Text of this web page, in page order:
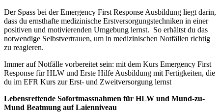
Der Spass bei der Emergency First Response Ausbildung liegt darin,
dass du ernsthafte medizinische Erstversorgungstechniken in einer
positiven und motivierenden Umgebung lernst. So erhältst du das
notwendige Selbstvertrauen, um in medizinischen Notfällen richtig
zu reagieren.
Immer auf Notfälle vorbereitet sein: mit dem Kurs Emergency First
Response für HLW und Erste Hilfe Ausbildung mit Fertigkeiten, die
du im EFR Kurs zur Erst- und Zweitversorgung lernst
Lebensrettende Sofortmassnahmen für HLW und Mund-zu-
Mund Beatmung auf Laienniveau